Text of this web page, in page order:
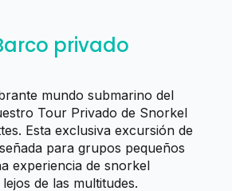
privado
mundo submarino del
Tour Privado de Snorkel
Esta exclusiva excursión de
para grupos pequeños
experiencia de snorkel
de las multitudes.